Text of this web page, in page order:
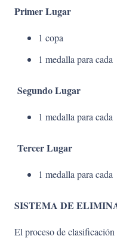
Primer Lugar
1 copa
1 medalla para cada
Segundo Lugar
1 medalla para cada
Tercer Lugar
1 medalla para cada
SISTEMA DE
El proceso de